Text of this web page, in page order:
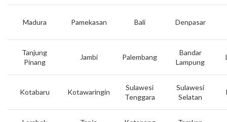
Madura Pamekasan Bali Denpasar
Tanjung
Pinang
Jambi Palembang
Bandar
Lampung
Kotabaru Kotawaringin
Sulawesi
Tenggara
Sulawesi
Selatan